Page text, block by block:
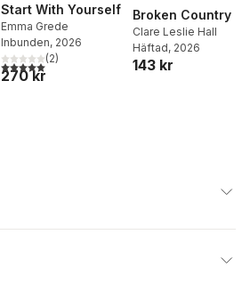
Start With Yourself
Emma Grede
Inbunden, 2026
5,0utav 5 stjärnor. Totalt antal röster:
(2)
270 kr
Broken Country
Clare Leslie Hall
Häftad, 2026
143 kr